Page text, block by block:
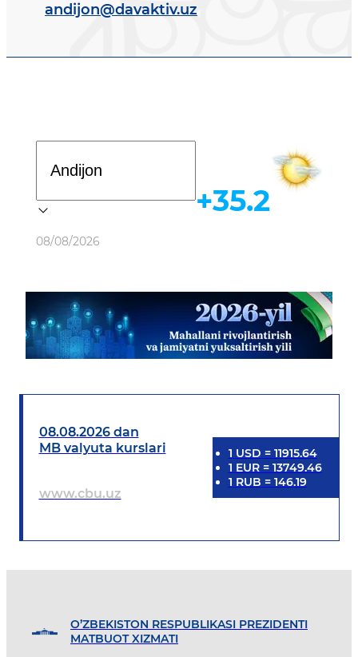
andijon@davaktiv.uz
Ob-havo
08/08/2026
+35.2
08.08.2026 dan
MB valyuta kurslari
www.cbu.uz
1 USD = 11915.64
1 EUR= 13749.46
1 RUB = 146.19
O’ZBEKISTON RESPUBLIKASI PREZIDENTI
MATBUOT XIZMATI